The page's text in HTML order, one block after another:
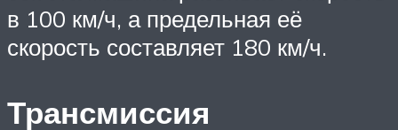
в 100 км/ч, а предельная её
скорость составляет 180 км/ч.
Трансмиссия